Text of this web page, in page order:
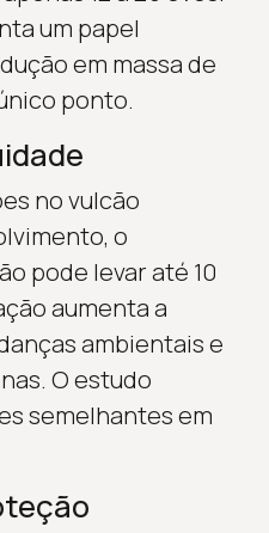
um papel
em massa de
ponto.
no vulcão
o
pode levar até 10
aumenta a
ambientais e
O estudo
semelhantes em